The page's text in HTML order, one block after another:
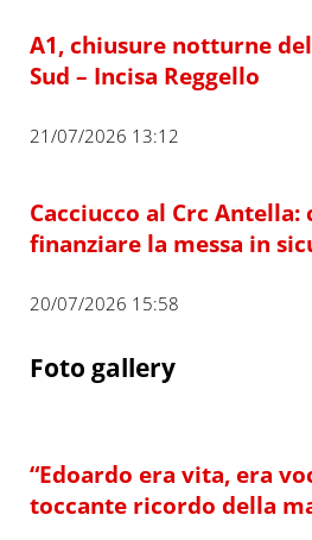
A1, chiusure notturne
Sud – Incisa Reggello
21/07/2026 13:12
Cacciucco al Crc Antella:
finanziare la messa in
20/07/2026 15:58
Foto gallery
“Edoardo era vita, era
toccante ricordo della